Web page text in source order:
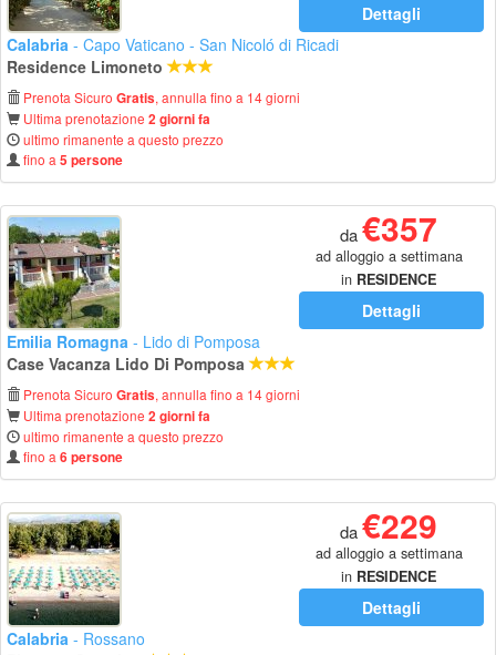
Dettagli
Calabria - Capo Vaticano - San Nicoló di Ricadi
Residence Limoneto
Prenota Sicuro Gratis, annulla fino a 14 giorni
Ultima prenotazione 2 giorni fa
ultimo rimanente a questo prezzo
fino a 5 persone
da€357
ad alloggio a settimana
in RESIDENCE
Dettagli
Emilia Romagna - Lido di Pomposa
Case Vacanza Lido Di Pomposa
Prenota Sicuro Gratis, annulla fino a 14 giorni
Ultima prenotazione 2 giorni fa
ultimo rimanente a questo prezzo
fino a 6 persone
da€229
ad alloggio a settimana
in RESIDENCE
Dettagli
Calabria - Rossano